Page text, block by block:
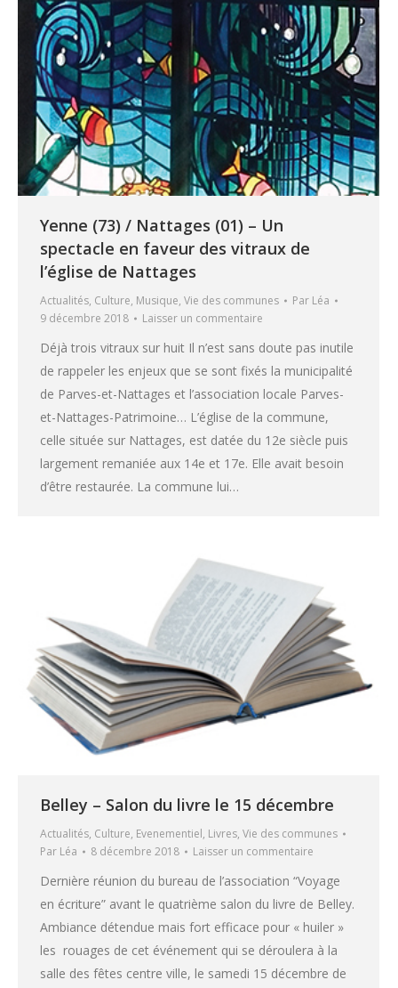
Yenne (73) / Nattages (01) – Un
spectacle en faveur des vitraux de
l’église de Nattages
Actualités, Culture, Musique, Vie des communes Par Léa
9 décembre 2018
Laisser un commentaire
Déjà trois vitraux sur huit Il n’est sans doute pas inutile
de rappeler les enjeux que se sont fixés la municipalité
de Parves-et-Nattages et l’association locale Parves-
et-Nattages-Patrimoine… L’église de la commune,
celle située sur Nattages, est datée du 12e siècle puis
largement remaniée aux 14e et 17e. Elle avait besoin
d’être restaurée. La commune lui…
Belley – Salon du livre le 15 décembre
Actualités, Culture, Evenementiel, Livres, Vie des communes
Par Léa 8 décembre 2018 Laisser un commentaire
Dernière réunion du bureau de l’association “Voyage
en écriture” avant le quatrième salon du livre de Belley.
Ambiance détendue mais fort efficace pour « huiler »
les rouages de cet événement qui se déroulera à la
salle des fêtes centre ville, le samedi 15 décembre de